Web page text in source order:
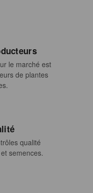
le marché est
de plantes
qualité
semences.